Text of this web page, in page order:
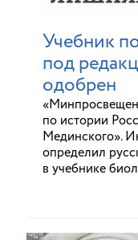
Учебник
под
одобрен
по истории
Мединского».
определил
в учебнике